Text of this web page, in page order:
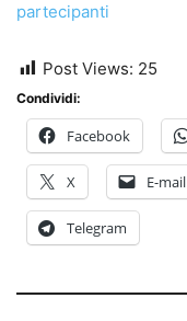
partecipanti
Post Views: 25
Condividi:
Facebook
X E-mail
Telegram